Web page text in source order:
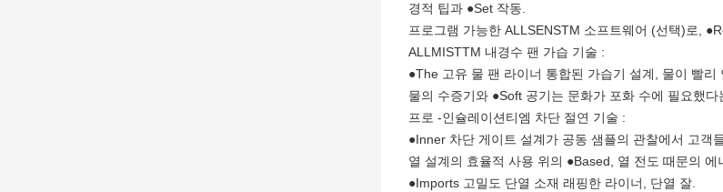
경적 팁과 ●Set 작동.
프로그램 가능한 ALLSENSTM 소프트웨어 (선택)로,
ALLMISTTM 내경수 팬 가습 기술 :
●The 고유 물 팬 라이너 통합된 가습기 설계, 물이 빨리
물의 수증기와 ●Soft 공기는 문화가 포화 수에 필요했
프로 -인슐레이션티엠 차단 절연 기술 :
●Inner 차단 게이트 설계가 공동 샘플의 관찰에서 고객
열 설계의 효율적 사용 위의 ●Based, 열 전도 때문의
●Imports 고밀도 단열 소재 래핑한 라이너, 단열 잘.